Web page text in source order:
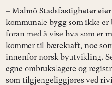
– Malmö Stadsfastigheter
kommunale bygg som ikke
foran med å vise hva som er
kommer til bærekraft, noe
innenfor norsk byutvikling.
egne ombrukslagere og
som tilgjengeliggjøres ved